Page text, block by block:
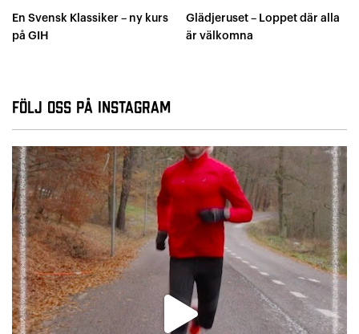
En Svensk Klassiker – ny kurs
på GIH
Glädjeruset – Loppet där alla
är välkomna
Följ oss på Instagram